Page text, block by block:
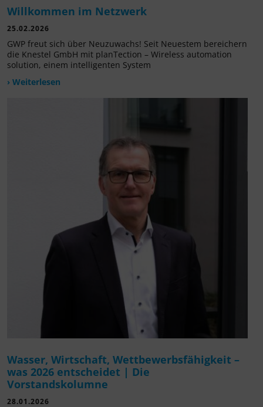
Willkommen im Netzwerk
25.02.2026
GWP freut sich über Neuzuwachs! Seit Neuestem bereichern
die Knestel GmbH mit planTection – Wireless automation
solution, einem intelligenten System
› Weiterlesen
Wasser, Wirtschaft, Wettbewerbsfähigkeit –
was 2026 entscheidet | Die
Vorstandskolumne
28.01.2026